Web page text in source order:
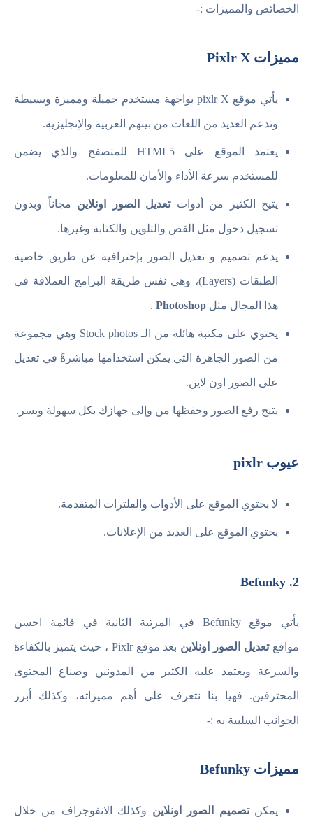
الخصائص والمميزات :-
مميزات Pixlr X
يأتي موقع pixlr X بواجهة مستخدم جميلة ومميزة وبسيطة
وتدعم العديد من اللغات من بينهم العربية والإنجليزية.
يعتمد الموقع على HTML5 للمتصفح والذي يضمن
للمستخدم سرعة الأداء والأمان للمعلومات.
يتيح الكثير من أدواتتعديل الصور اونلاين مجاناً وبدون
تسجيل دخول مثل القص والتلوين والكتابة وغيرها.
يدعم تصميم و تعديل الصور بإحترافية عن طريق خاصية
الطبقات (Layers)، وهي نفس طريقة البرامج العملاقة في
هذا المجال مثل Photoshop
.
يحتوي على مكتبة هائلة من الـ Stock photos وهي مجموعة
من الصور الجاهزة التي يمكن استخدامها مباشرةً في تعديل
على الصور اون لاين.
يتيح رفع الصور وحفظها من وإلى جهازك بكل سهولة ويسر.
عيوب pixlr
لا يحتوي الموقع على الأدوات والفلترات المتقدمة.
يحتوي الموقع على العديد من الإعلانات.
2. Befunky
يأتي موقع Befunky في المرتبة الثانية في قائمة احسن
مواقعتعديل الصور اونلاين بعد موقع Pixlr ، حيث يتميز بالكفاءة
والسرعة ويعتمد عليه الكثير من المدونين وصناع المحتوى
المحترفين. فهيا بنا نتعرف على أهم مميزاته، وكذلك أبرز
الجوانب السلبية به :-
مميزات Befunky
يمكنتصميم الصور اونلاين وكذلك الانفوجراف من خلال